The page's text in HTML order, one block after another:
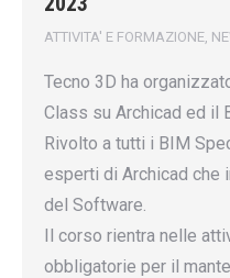
ATTIVITA' E FORMAZIONE
Tecno 3D ha
Class su Archicad ed il
Rivolto a tutti i BIM
esperti di Archicad che
del Software.
Il corso rientra nelle
obbligatorie per il